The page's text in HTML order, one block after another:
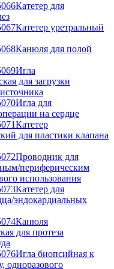
Катетер для
Катетер уретральный
Канюля для полой
Игла
для загрузки
Игла для
на сердце
Катетер
для пластики клапана
Проводник для
периферическим
использования
Катетер для
эндокардиальных
Канюля
для протеза
Игла биопсийная к
одноразового